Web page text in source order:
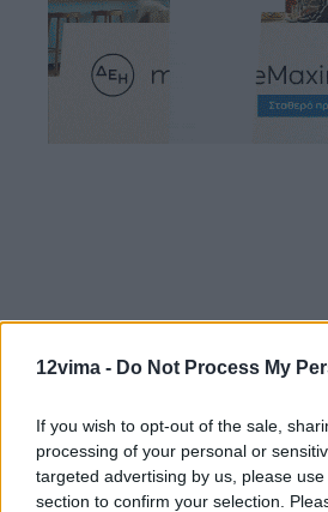
12vima - Do Not Process My
If you wish to opt-out of the sale,
processing of your personal or
targeted advertising by us, please
section to confirm your selection.